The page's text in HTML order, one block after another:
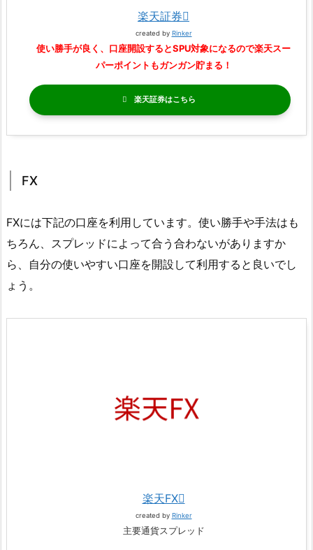
楽天証券
created by Rinker
使い勝手が良く、口座開設するとSPU対象になるので楽天スー
パーポイントもガンガン貯まる！
楽天証券
FX
FXには下記の口座を利用しています。使い勝手や手法はも
ちろん、スプレッドによって合う合わないがありますか
ら、自分の使いやすい口座を開設して利用すると良いでし
ょう。
楽天FX
created by Rinker
主要通貨スプレッド